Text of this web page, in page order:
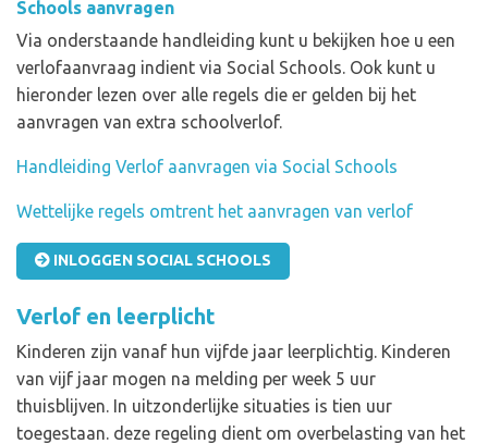
Schools aanvragen
Via onderstaande handleiding kunt u bekijken hoe u een
verlofaanvraag indient via Social Schools. Ook kunt u
hieronder lezen over alle regels die er gelden bij het
aanvragen van extra schoolverlof.
Handleiding Verlof aanvragen via Social Schools
Wettelijke regels omtrent het aanvragen van verlof
INLOGGEN SOCIAL SCHOOLS
Verlof en leerplicht
Kinderen zijn vanaf hun vijfde jaar leerplichtig. Kinderen
van vijf jaar mogen na melding per week 5 uur
thuisblijven. In uitzonderlijke situaties is tien uur
toegestaan. deze regeling dient om overbelasting van het